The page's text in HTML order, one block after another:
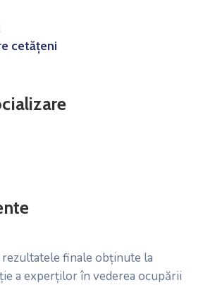
cetățeni
finale obținute la
a experților în vederea ocupării